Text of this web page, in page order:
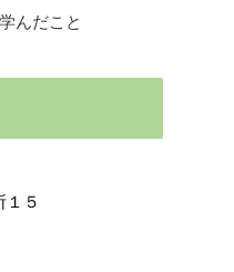
んだこと
１５